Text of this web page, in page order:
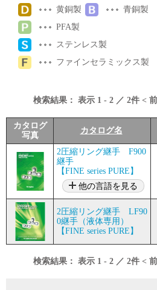
黄銅製
青銅製
PFA製
ステンレス製
ファインセラミックス製
検索結果： 表示 1 - 2 ／ 2件 <
カタログ
写真
カタログ名
2圧縮リング継手 F900
継手
【FINE series PURE】
他の言語を見る
2圧縮リング継手 LF90
0継手（液体専用）
【FINE series PURE】
検索結果： 表示 1 - 2 ／ 2件 <